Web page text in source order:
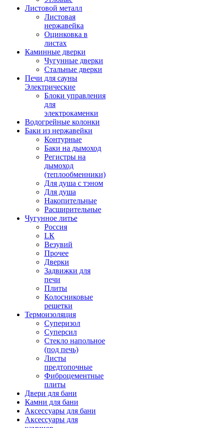
Листовой металл
Листовая
нержавейка
Оцинковка в
листах
Каминные дверки
Чугунные дверки
Стальные дверки
Печи для сауны
Электрические
Блоки управления
для
электрокаменки
Водогрейные колонки
Баки из нержавейки
Контурные
Баки на дымоход
Регистры на
дымоход
(теплообменники)
Для душа с тэном
Для душа
Накопительные
Расширительные
Чугунное литье
Россия
LК
Везувий
Прочее
Дверки
Задвижки для
печи
Плиты
Колосниковые
решетки
Термоизоляция
Суперизол
Суперсил
Стекло напольное
(под печь)
Листы
предтопочные
Фиброцементные
плиты
Двери для бани
Камни для бани
Аксессуары для бани
Аксессуары для